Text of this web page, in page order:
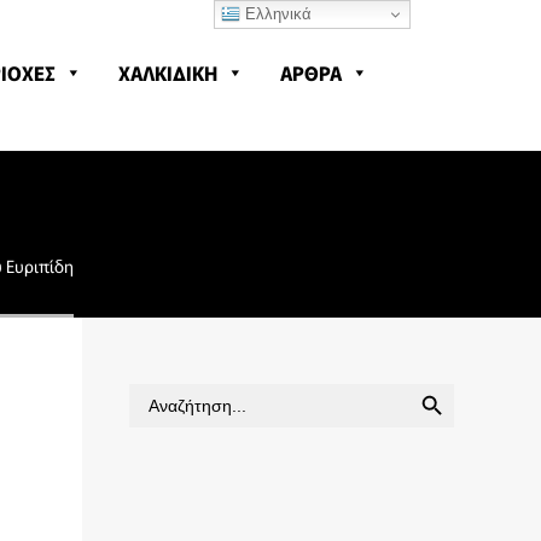
ΧΑΛΚΙΔΙΚΗ ΑΡΘΡΑ
for:
Ελληνικά